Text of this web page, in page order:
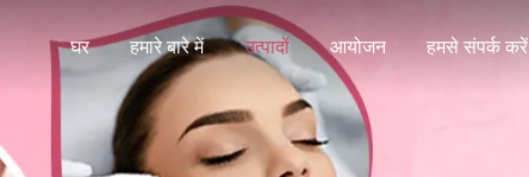
घर हमारे बारे में उत्पादों आयोजन हमसे संपर्क करें